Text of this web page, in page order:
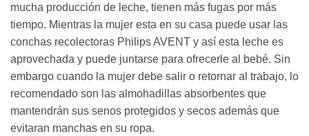
mucha producción de leche, tienen más fugas por más
tiempo. Mientras la mujer esta en su casa puede usar las
conchas recolectoras Philips AVENT y así esta leche es
aprovechada y puede juntarse para ofrecerle al bebé. Sin
embargo cuando la mujer debe salir o retornar al trabajo, lo
recomendado son las almohadillas absorbentes que
mantendrán sus senos protegidos y secos además que
evitaran manchas en su ropa.